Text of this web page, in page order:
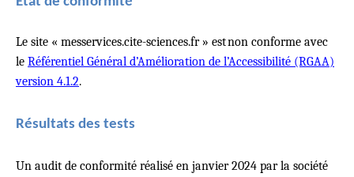
Le site « messervices.cite-sciences.fr » estnon conforme avec
le Référentiel Général d’Amélioration de l’Accessibilité (RGAA)
version 4.1.2.
Résultats des tests
Un audit de conformité réalisé en janvier 2024 par la société